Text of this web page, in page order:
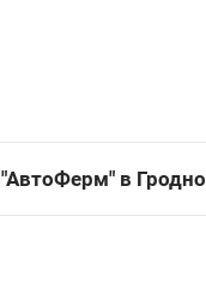
в Гродно